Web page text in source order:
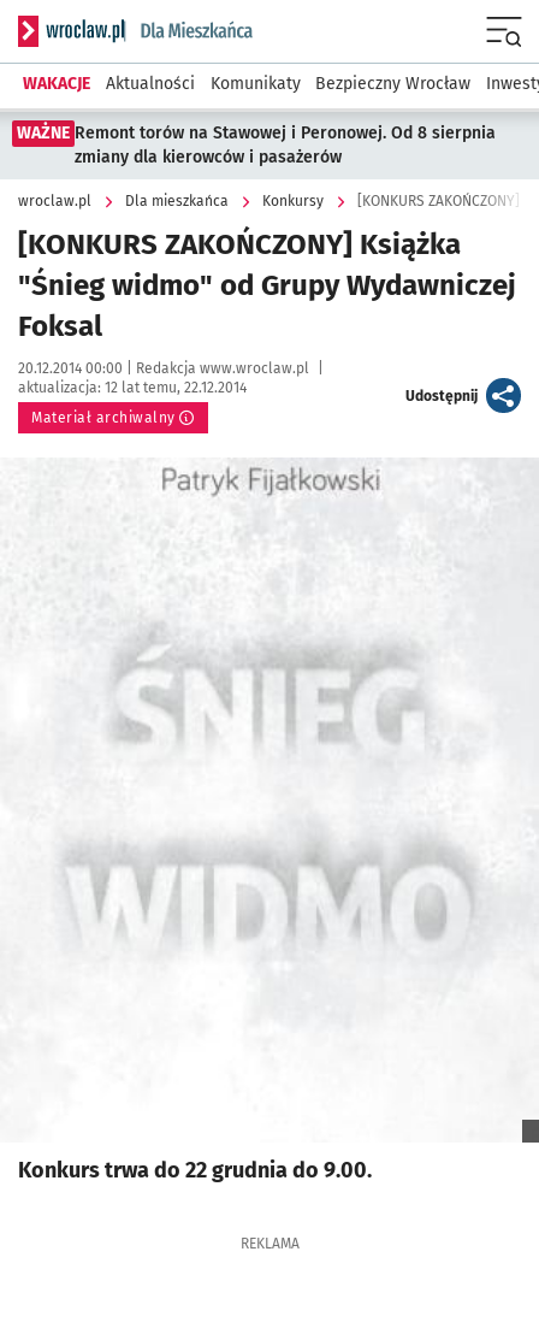
Serwis informacyjny wroclaw.pl podserwis: Dla mieszkańca
WAKACJE Aktualności Komunikaty Bezpieczny Wrocław
WAŻNE Remont torów na Stawowej i Peronowej. Od 8 sierpnia
zmiany dla kierowców i pasażerów
wroclaw.pl Dla mieszkańca Konkursy [KONKURS
[KONKURS ZAKOŃCZONY] Książka
"Śnieg widmo" od Grupy Wydawniczej
Foksal
Data publikacji:
20.12.2014 00:00 | Autor:
Redakcja www.wroclaw.pl
aktualizacja: 12 lat temu, 22.12.2014
Materiał archiwalny
Udostępnijartykuł
Kliknij, aby powiększyć
Konkurs trwa do 22 grudnia do 9.00.
REKLAMA